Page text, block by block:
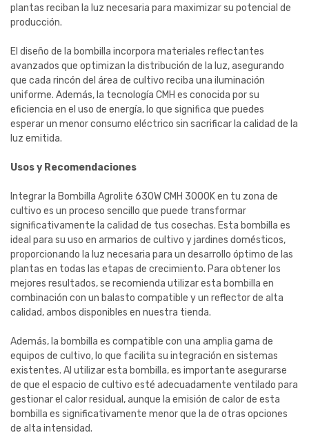
plantas reciban la luz necesaria para maximizar su potencial de
producción.
El diseño de la bombilla incorpora materiales reflectantes
avanzados que optimizan la distribución de la luz, asegurando
que cada rincón del área de cultivo reciba una iluminación
uniforme. Además, la tecnología CMH es conocida por su
eficiencia en el uso de energía, lo que significa que puedes
esperar un menor consumo eléctrico sin sacrificar la calidad de la
luz emitida.
Usos y Recomendaciones
Integrar la Bombilla Agrolite 630W CMH 3000K en tu zona de
cultivo es un proceso sencillo que puede transformar
significativamente la calidad de tus cosechas. Esta bombilla es
ideal para su uso en armarios de cultivo y jardines domésticos,
proporcionando la luz necesaria para un desarrollo óptimo de las
plantas en todas las etapas de crecimiento. Para obtener los
mejores resultados, se recomienda utilizar esta bombilla en
combinación con un balasto compatible y un reflector de alta
calidad, ambos disponibles en nuestra tienda.
Además, la bombilla es compatible con una amplia gama de
equipos de cultivo, lo que facilita su integración en sistemas
existentes. Al utilizar esta bombilla, es importante asegurarse
de que el espacio de cultivo esté adecuadamente ventilado para
gestionar el calor residual, aunque la emisión de calor de esta
bombilla es significativamente menor que la de otras opciones
de alta intensidad.